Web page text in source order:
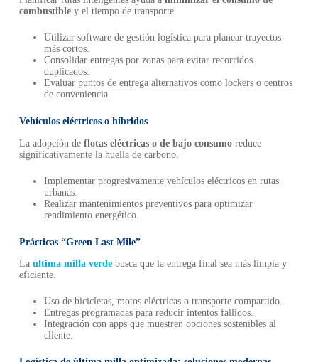
combustibley el tiempo de transporte.
Utilizar software de gestión logística para planear trayectos
más cortos.
Consolidar entregas por zonas para evitar recorridos
duplicados.
Evaluar puntos de entrega alternativos como lockers o centros
de conveniencia.
Vehículos eléctricos o híbridos
La adopción de flotas eléctricas o de bajo consumoreduce
significativamente la huella de carbono.
Implementar progresivamente vehículos eléctricos en rutas
urbanas.
Realizar mantenimientos preventivos para optimizar
rendimiento energético.
Prácticas “Green Last Mile”
La última milla verdebusca que la entrega final sea más limpia y
eficiente.
Uso de bicicletas, motos eléctricas o transporte compartido.
Entregas programadas para reducir intentos fallidos.
Integración con apps que muestren opciones sostenibles al
cliente.